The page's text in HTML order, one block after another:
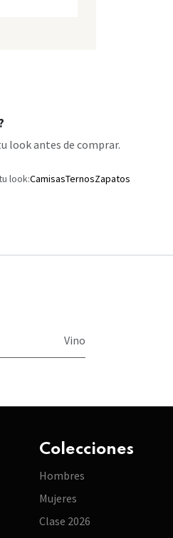
look antes de comprar.
look:CamisasTernosZapatos
Vino
Colecciones
Hombres
Mujeres
Clase 2026